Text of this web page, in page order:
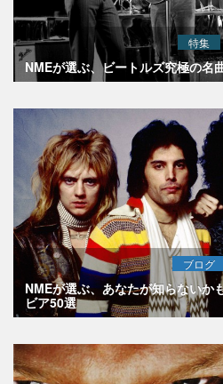
特集
NMEが選ぶ、ビートルズ究極の
ブログ
NMEが選ぶ、あなたが知らないか
ビア50選